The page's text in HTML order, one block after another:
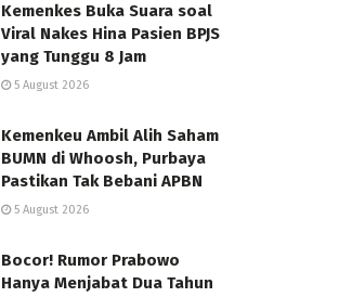
Kemenkes Buka Suara soal
Viral Nakes Hina Pasien BPJS
yang Tunggu 8 Jam
5 August 2026
Kemenkeu Ambil Alih Saham
BUMN di Whoosh, Purbaya
Pastikan Tak Bebani APBN
5 August 2026
Bocor! Rumor Prabowo
Hanya Menjabat Dua Tahun